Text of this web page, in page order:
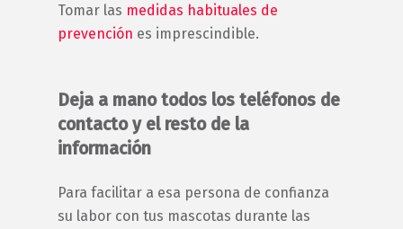
Tomar las medidas habituales de
prevención es imprescindible.
Deja a mano todos los teléfonos de
contacto y el resto de la
información
Para facilitar a esa persona de confianza
su labor con tus mascotas durante las